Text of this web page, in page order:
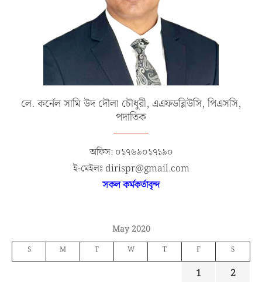
লে. কর্নেল সামি উদ দৌলা চৌধুরী, এএফডব্লিউসি, পিএসসি,
পদাতিক
অফিস: ০১৭৬৯০১৭১৯০
ই-মেইলঃ dirispr@gmail.com
সকল কর্মকর্তাবৃন্দ
May 2020
S M T W T F S
1
2